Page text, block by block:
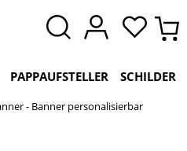
PAPPAUFSTELLER SCHILDER
- Banner personalisierbar